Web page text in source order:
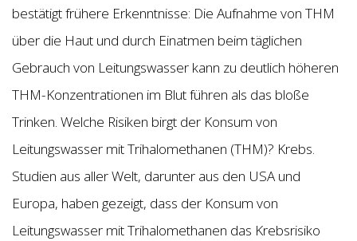
bestätigt frühere Erkenntnisse: Die Aufnahme von THM
über die Haut und durch Einatmen beim täglichen
Gebrauch von Leitungswasser kann zu deutlich höheren
THM-Konzentrationen im Blut führen als das bloße
Trinken. Welche Risiken birgt der Konsum von
Leitungswasser mit Trihalomethanen (THM)? Krebs.
Studien aus aller Welt, darunter aus den USA und
Europa, haben gezeigt, dass der Konsum von
Leitungswasser mit Trihalomethanen das Krebsrisiko